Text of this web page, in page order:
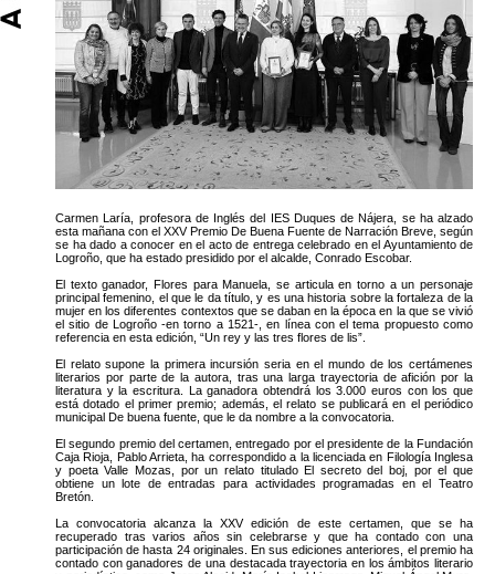
Carmen Laría, profesora de Inglés del IES Duques de Nájera, se ha alzado
esta mañana con el XXV Premio De Buena Fuente de Narración Breve, según
se ha dado a conocer en el acto de entrega celebrado en el Ayuntamiento de
Logroño, que ha estado presidido por el alcalde, Conrado Escobar.
El texto ganador, Flores para Manuela, se articula en torno a un personaje
principal femenino, el que le da título, y es una historia sobre la fortaleza de la
mujer en los diferentes contextos que se daban en la época en la que se vivió
el sitio de Logroño -en torno a 1521-, en línea con el tema propuesto como
referencia en esta edición, “Un rey y las tres flores de lis”.
El relato supone la primera incursión seria en el mundo de los certámenes
literarios por parte de la autora, tras una larga trayectoria de afición por la
literatura y la escritura. La ganadora obtendrá los 3.000 euros con los que
está dotado el primer premio; además, el relato se publicará en el periódico
municipal De buena fuente, que le da nombre a la convocatoria.
El segundo premio del certamen, entregado por el presidente de la Fundación
Caja Rioja, Pablo Arrieta, ha correspondido a la licenciada en Filología Inglesa
y poeta Valle Mozas, por un relato titulado El secreto del boj, por el que
obtiene un lote de entradas para actividades programadas en el Teatro
Bretón.
La convocatoria alcanza la XXV edición de este certamen, que se ha
recuperado tras varios años sin celebrarse y que ha contado con una
participación de hasta 24 originales. En sus ediciones anteriores, el premio ha
contado con ganadores de una destacada trayectoria en los ámbitos literario